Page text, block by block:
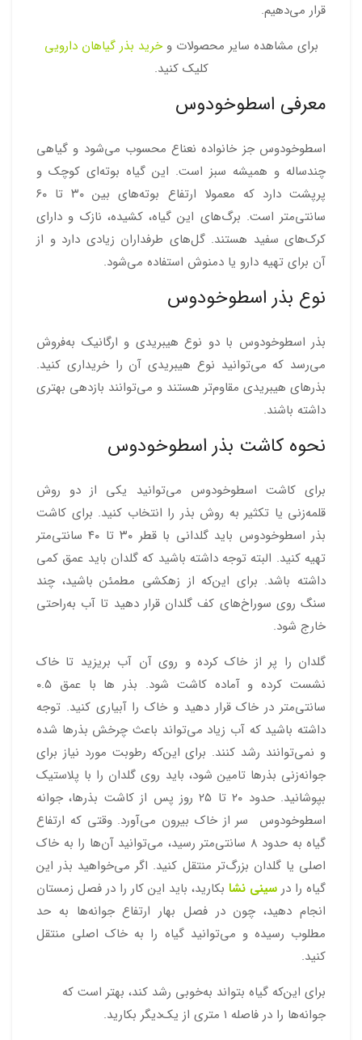
قرار می‌دهیم.
برای مشاهده سایر محصولات وخرید بذر گیاهان دارویی
کلیک کنید.
معرفی اسطوخودوس
اسطوخودوس جز خانواده نعناع محسوب می‌شود و گیاهی
چندساله و همیشه سبز است. این گیاه بوته‌ای کوچک و
پرپشت دارد که معمولا ارتفاع بوته‌های بین ۳۰ تا ۶۰
سانتی‌متر است. برگ‌های این گیاه، کشیده، نازک و دارای
کرک‌های سفید هستند. گل‌های طرفداران زیادی دارد و از
آن برای تهیه دارو یا دمنوش استفاده می‌شود.
نوع بذر اسطوخودوس
بذر اسطوخودوس با دو نوع هیبریدی و ارگانیک به‌فروش
می‌رسد که می‌توانید نوع هیبریدی آن را خریداری کنید.
بذرهای هیبریدی مقاوم‌تر هستند و می‌توانند بازدهی بهتری
داشته باشند.
نحوه کاشت بذر اسطوخودوس
برای کاشت اسطوخودوس می‌توانید یکی از دو روش
قلمه‌زنی یا تکثیر به روش بذر را انتخاب کنید. برای کاشت
بذر اسطوخودوس باید گلدانی با قطر ۳۰ تا ۴۰ سانتی‌متر
تهیه کنید. البته توجه داشته باشید که گلدان باید عمق کمی
داشته باشد. برای این‌که از زهکشی مطمئن باشید، چند
سنگ روی سوراخ‌های کف گلدان قرار دهید تا آب به‌راحتی
خارج شود.
گلدان را پر از خاک کرده و روی آن آب بریزید تا خاک
نشست کرده و آماده کاشت شود. بذر ها با عمق ۰.۵
سانتی‌متر در خاک قرار دهید و خاک را آبیاری کنید. توجه
داشته باشید که آب زیاد می‌تواند باعث چرخش بذرها شده
و نمی‌توانند رشد کنند. برای این‌که رطوبت مورد نیاز برای
جوانه‌زنی بذرها تامین شود، باید روی گلدان را با پلاستیک
بپوشانید. حدود ۲۰ تا ۲۵ روز پس از کاشت بذرها، جوانه
اسطوخودوس سر از خاک بیرون می‌آورد. وقتی که ارتفاع
گیاه به حدود ۸ سانتی‌متر رسید، می‌توانید آن‌ها را به خاک
اصلی یا گلدان بزرگ‌تر منتقل کنید. اگر می‌خواهید بذر این
گیاه را در سینی نشا بکارید، باید این کار را در فصل زمستان
انجام دهید، چون در فصل بهار ارتفاع جوانه‌ها به حد
مطلوب رسیده و می‌توانید گیاه را به خاک اصلی منتقل
کنید.
برای این‌که گیاه بتواند به‌خوبی رشد کند، بهتر است که
جوانه‌ها را در فاصله ۱ متری از یک‌دیگر بکارید.